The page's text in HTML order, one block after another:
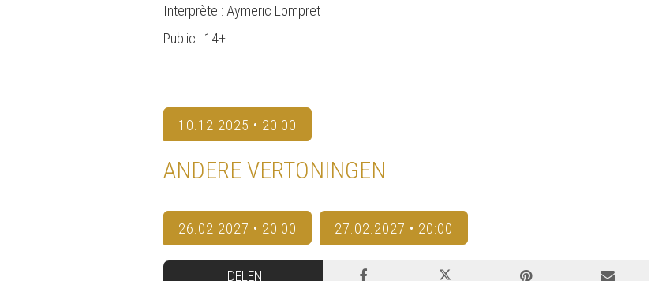
Interprète : Aymeric Lompret
Public : 14+
10.12.2025 • 20:00
ANDERE VERTONINGEN
26.02.2027 • 20:00 27.02.2027 • 20:00
DELEN